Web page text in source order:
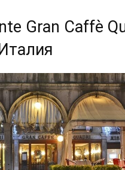
Gran Caffè